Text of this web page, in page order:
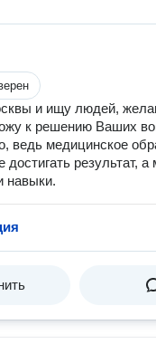
и ищу людей,
к решению Ваших
ведь медицинское
достигать результат, а
навыки.